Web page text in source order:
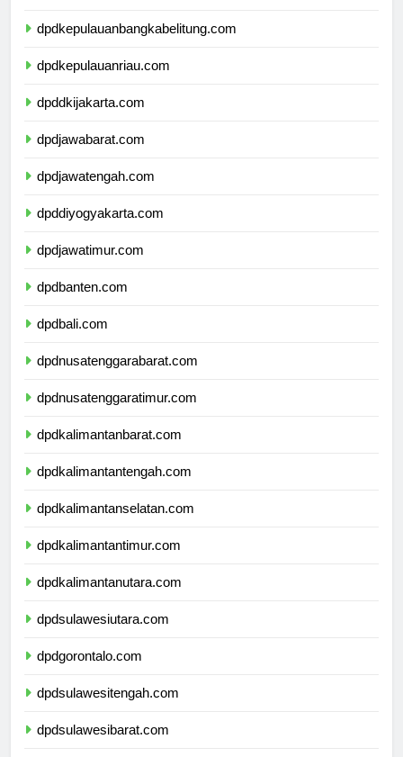
dpdkepulauanbangkabelitung.com
dpdkepulauanriau.com
dpddkijakarta.com
dpdjawabarat.com
dpdjawatengah.com
dpddiyogyakarta.com
dpdjawatimur.com
dpdbanten.com
dpdbali.com
dpdnusatenggarabarat.com
dpdnusatenggaratimur.com
dpdkalimantanbarat.com
dpdkalimantantengah.com
dpdkalimantanselatan.com
dpdkalimantantimur.com
dpdkalimantanutara.com
dpdsulawesiutara.com
dpdgorontalo.com
dpdsulawesitengah.com
dpdsulawesibarat.com